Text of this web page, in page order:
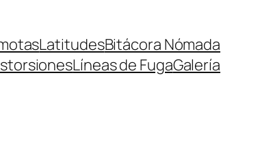
LatitudesBitácora Nómada
Líneas de FugaGalería